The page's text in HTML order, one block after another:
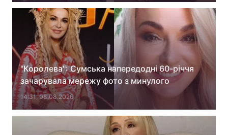
Головна
Політика
"Королева": Сумська напередодні 60-річчя
зачарувала мережу фото з минулого
14:31, 08.08.2026